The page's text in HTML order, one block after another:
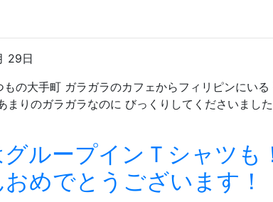
29日
もの大手町 ガラガラのカフェからフィリピンにい
まりのガラガラなのに びっくりしてくださいまし
ループインＴシャツも
めでとうございます！